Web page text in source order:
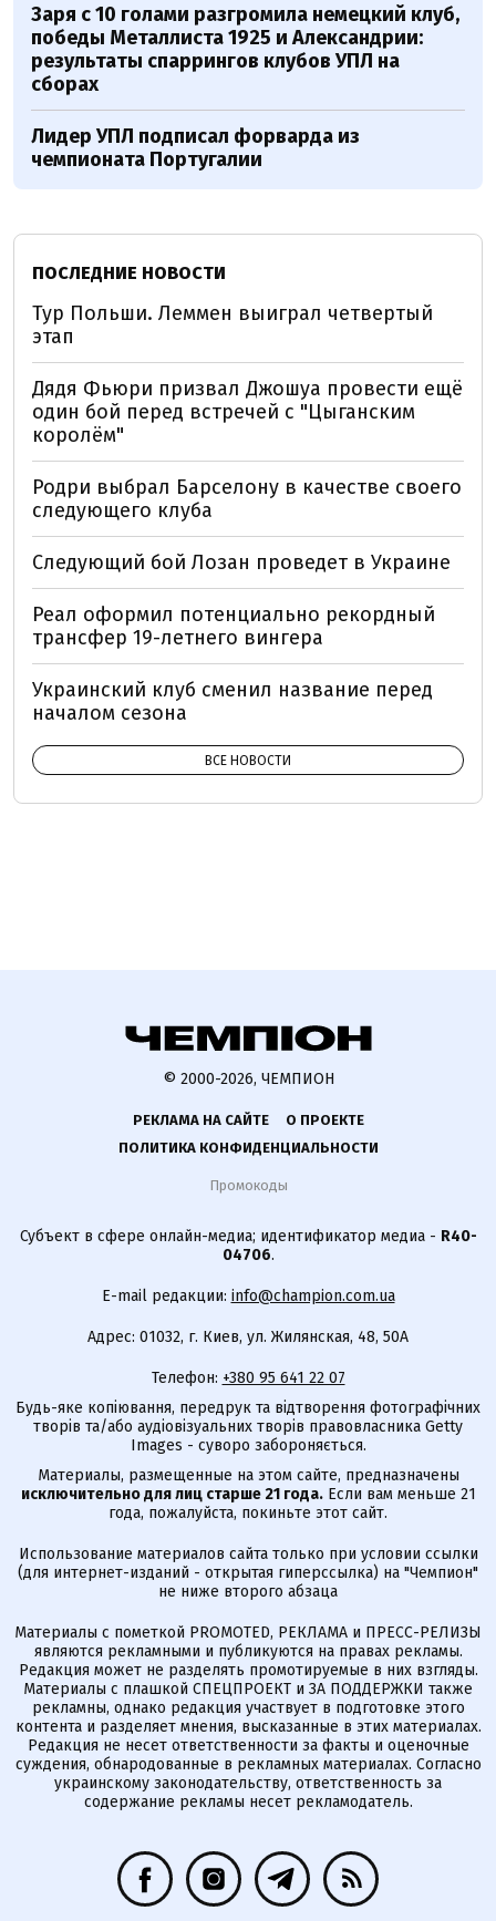
Заря с 10 голами разгромила немецкий клуб,
победы Металлиста 1925 и Александрии:
результаты спаррингов клубов УПЛ на
сборах
Лидер УПЛ подписал форварда из
чемпионата Португалии
ПОСЛЕДНИЕ НОВОСТИ
Тур Польши. Леммен выиграл четвертый
этап
Дядя Фьюри призвал Джошуа провести ещё
один бой перед встречей с "Цыганским
королём"
Родри выбрал Барселону в качестве своего
следующего клуба
Следующий бой Лозан проведет в Украине
Реал оформил потенциально рекордный
трансфер 19-летнего вингера
Украинский клуб сменил название перед
началом сезона
ВСЕ НОВОСТИ
© 2000-2026, ЧЕМПИОН
РЕКЛАМА НА САЙТЕ
О ПРОЕКТЕ
ПОЛИТИКА КОНФИДЕНЦИАЛЬНОСТИ
Промокоды
Субъект в сфере онлайн-медиа; идентификатор медиа - R40-
04706.
E-mail редакции: info@champion.com.ua
Адрес: 01032, г. Киев, ул. Жилянская, 48, 50А
Телефон: +380 95 641 22 07
Будь-яке копіювання, передрук та відтворення фотографічних
творів та/або аудіовізуальних творів правовласника Getty
Images - суворо забороняється.
Материалы, размещенные на этом сайте, предназначены
исключительно для лиц старше 21 года.Если вам меньше 21
года, пожалуйста, покиньте этот сайт.
Использование материалов сайта только при условии ссылки
(для интернет-изданий - открытая гиперссылка) на "Чемпион"
не ниже второго абзаца
Материалы с пометкой PROMOTED, РЕКЛАМА и ПРЕСС-РЕЛИЗЫ
являются рекламными и публикуются на правах рекламы.
Редакция может не разделять промотируемые в них взгляды.
Материалы с плашкой СПЕЦПРОЕКТ и ЗА ПОДДЕРЖКИ также
рекламны, однако редакция участвует в подготовке этого
контента и разделяет мнения, высказанные в этих материалах.
Редакция не несет ответственности за факты и оценочные
суждения, обнародованные в рекламных материалах. Согласно
украинскому законодательству, ответственность за
содержание рекламы несет рекламодатель.